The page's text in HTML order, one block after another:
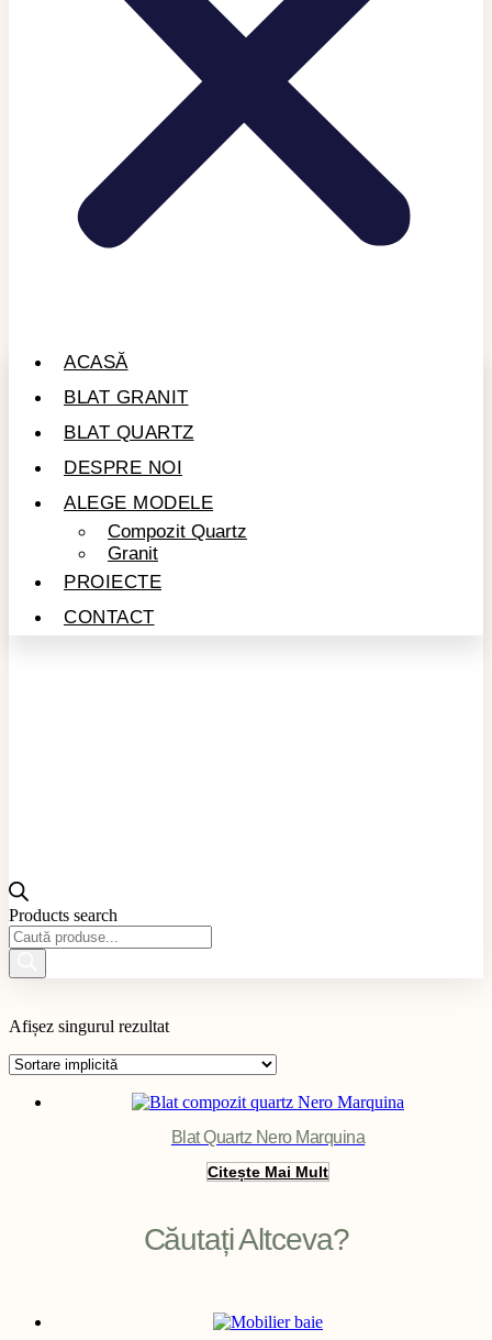
ACASĂ
BLAT GRANIT
BLAT QUARTZ
DESPRE NOI
ALEGE MODELE
Compozit Quartz
Granit
PROIECTE
CONTACT
Products search
Aplicație produs
Exterior / Interior produs
Afișez singurul rezultat
Blat Quartz Nero Marquina
Citește Mai Mult
Căutați Altceva?